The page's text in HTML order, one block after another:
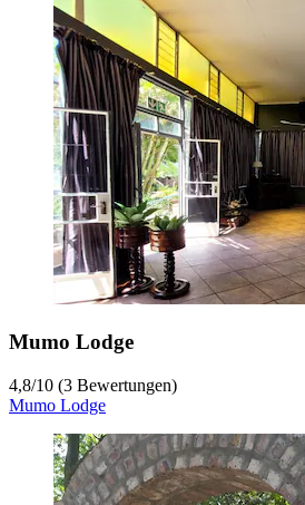
Mumo Lodge
4,8/10 (3 Bewertungen)
Mumo Lodge